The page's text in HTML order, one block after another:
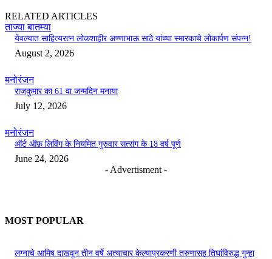
RELATED ARTICLES
ताज्या बातम्या
येवल्यात साहित्यरत्न लोकशाहीर अण्णाभाऊ साठे यांच्या स्मारकाचे लोकार्पण संपन्न!
August 2, 2026
मनोरंजन
राजकुमार का 61 वा जन्मदिन मनाया
July 12, 2026
मनोरंजन
ऑर्ट ऑफ़ लिविंग के नियमित गुरुवार सत्संग के 18 वर्ष पूर्ण
June 24, 2026
- Advertisment -
MOST POPULAR
लग्नाचे आमिष दाखवून तीन वर्षे अत्याचार केल्याप्रकरणी तरुणासह तिघांविरुद्ध गुन्हा